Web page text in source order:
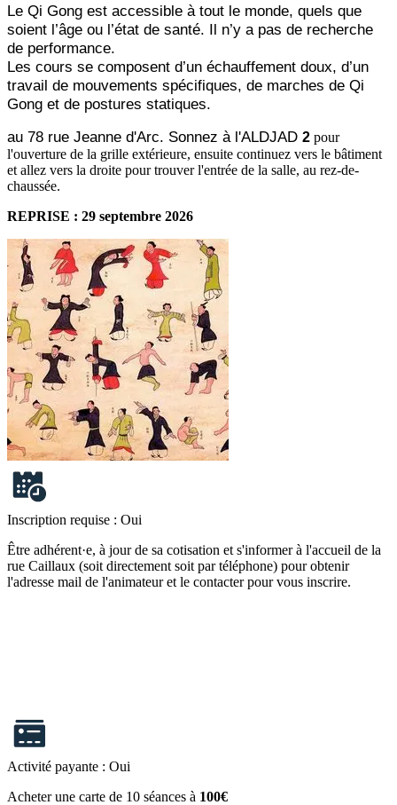
Le Qi Gong est accessible à tout le monde, quels que
soient l’âge ou l’état de santé. Il n’y a pas de recherche
de performance.
Les cours se composent d’un échauffement doux, d’un
travail de mouvements spécifiques, de marches de Qi
Gong et de postures statiques.
au 78 rue Jeanne d'Arc. Sonnez à l'ALDJAD 2 pour
l'ouverture de la grille extérieure, ensuite continuez vers le bâtiment
et allez vers la droite pour trouver l'entrée de la salle, au rez-de-
chaussée.
REPRISE : 29 septembre 2026
Inscription requise : Oui
Être adhérent·e, à jour de sa cotisation et s'informer à l'accueil de la
rue Caillaux (soit directement soit par téléphone) pour obtenir
l'adresse mail de l'animateur et le contacter pour vous inscrire.
Activité payante : Oui
Acheter une carte de 10 séances à 100€